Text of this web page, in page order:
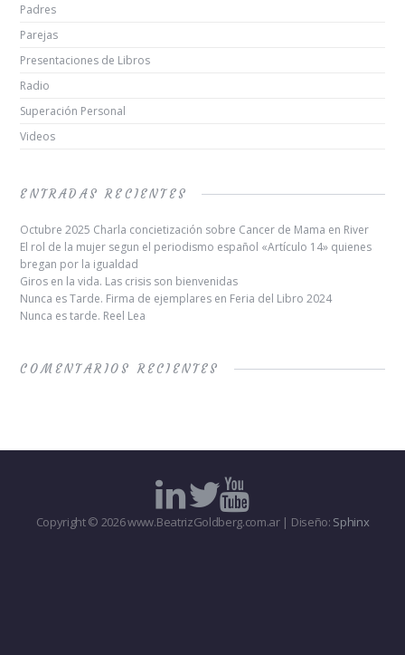
Padres
Parejas
Presentaciones de Libros
Radio
Superación Personal
Videos
ENTRADAS RECIENTES
Octubre 2025 Charla concietización sobre Cancer de Mama en River
El rol de la mujer segun el periodismo español «Artículo 14» quienes
bregan por la igualdad
Giros en la vida. Las crisis son bienvenidas
Nunca es Tarde. Firma de ejemplares en Feria del Libro 2024
Nunca es tarde. Reel Lea
COMENTARIOS RECIENTES
Copyright © 2026 www.BeatrizGoldberg.com.ar | Diseño: Sphinx